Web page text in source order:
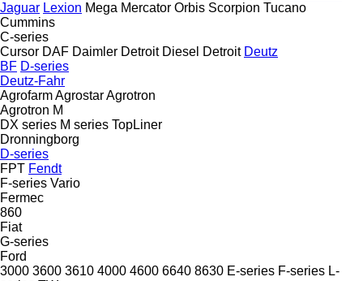
Jaguar Lexion Mega Mercator Orbis Scorpion Tucano
Cummins
C-series
Cursor DAF Daimler Detroit Diesel Detroit Deutz
BF D-series
Deutz-Fahr
AgrofarmAgrostarAgrotron
Agrotron M
DX series M series TopLiner
Dronningborg
D-series
FPT Fendt
F-series Vario
Fermec
860
Fiat
G-series
Ford
3000 3600 3610 4000 4600 6640 8630 E-series F-series L-